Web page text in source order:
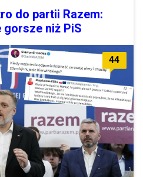
do partii Razem:
niż PiS
44